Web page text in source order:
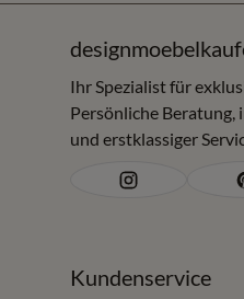
Kurzantwort für Ihre
Wer Schlafsofas in Olpe
sucht, findet bei Möbel
Funktionssofas und
und Raummaß.
Bei Möbel Zeppenfeld
Ihr Spezialist für
Persönliche Beratung,
und erstklassiger
Kundenservice